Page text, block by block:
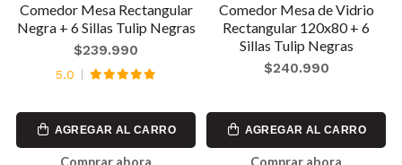
Comedor Mesa Rectangular
Negra + 6 Sillas Tulip Negras
$239.990
5.0
AGREGAR AL CARRO
Comedor Mesa de Vidrio
Rectangular 120x80 + 6
Sillas Tulip Negras
$240.990
AGREGAR AL CARRO